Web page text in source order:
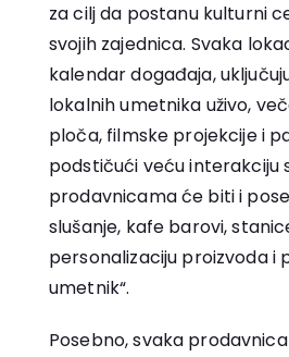
za cilj da postanu kulturni
svojih zajednica. Svaka
kalendar događaja,
lokalnih umetnika uživo,
ploča, filmske projekcije i
podstičući veću interakciju
prodavnicama će biti i
slušanje, kafe barovi,
personalizaciju proizvoda i
umetnik“.
Posebno, svaka